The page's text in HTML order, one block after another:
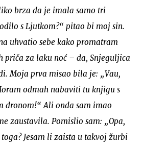
brza da je imala samo tri
s Ljutkom?“ pitao bi moj sin.
uhvatio sebe kako promatram
za laku noć – da, Snjeguljica
Moja prva misao bila je: „Vau,
odmah nabaviti tu knjigu s
dronom!“ Ali onda sam imao
zaustavila. Pomislio sam: „Opa,
Jesam li zaista u takvoj žurbi